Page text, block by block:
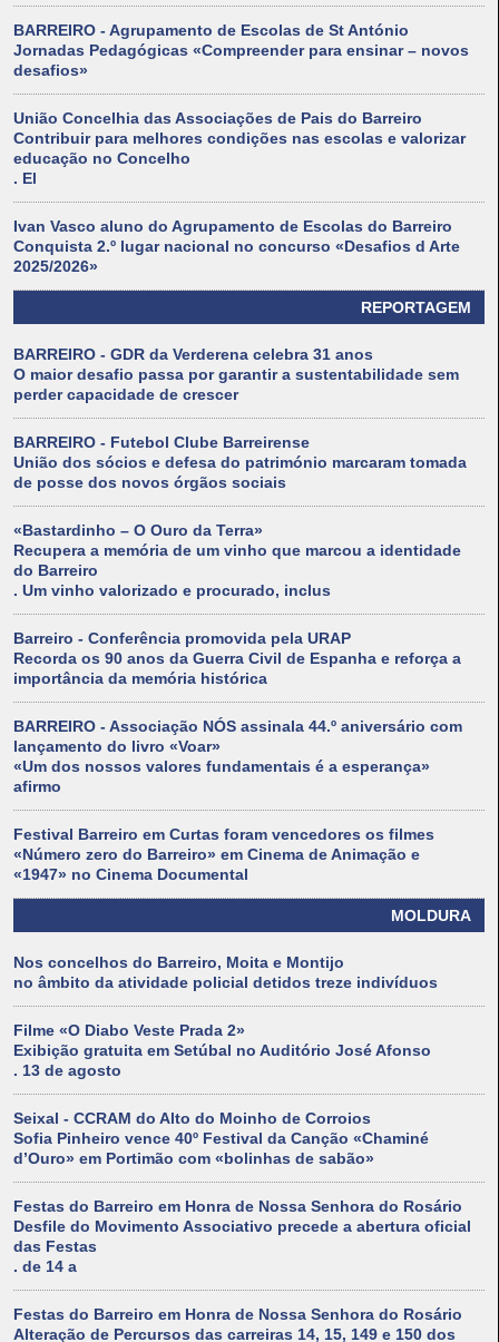
BARREIRO - Agrupamento de Escolas de St António
Jornadas Pedagógicas «Compreender para ensinar – novos
desafios»
União Concelhia das Associações de Pais do Barreiro
Contribuir para melhores condições nas escolas e valorizar
educação no Concelho
. El
Ivan Vasco aluno do Agrupamento de Escolas do Barreiro
Conquista 2.º lugar nacional no concurso «Desafios d Arte
2025/2026»
REPORTAGEM
BARREIRO - GDR da Verderena celebra 31 anos
O maior desafio passa por garantir a sustentabilidade sem
perder capacidade de crescer
BARREIRO - Futebol Clube Barreirense
União dos sócios e defesa do património marcaram tomada
de posse dos novos órgãos sociais
«Bastardinho – O Ouro da Terra»
Recupera a memória de um vinho que marcou a identidade
do Barreiro
. Um vinho valorizado e procurado, inclus
Barreiro - Conferência promovida pela URAP
Recorda os 90 anos da Guerra Civil de Espanha e reforça a
importância da memória histórica
BARREIRO - Associação NÓS assinala 44.º aniversário com
lançamento do livro «Voar»
«Um dos nossos valores fundamentais é a esperança»
afirmo
Festival Barreiro em Curtas foram vencedores os filmes
«Número zero do Barreiro» em Cinema de Animação e
«1947» no Cinema Documental
MOLDURA
Nos concelhos do Barreiro, Moita e Montijo
no âmbito da atividade policial detidos treze indivíduos
Filme «O Diabo Veste Prada 2»
Exibição gratuita em Setúbal no Auditório José Afonso
. 13 de agosto
Seixal - CCRAM do Alto do Moinho de Corroios
Sofia Pinheiro vence 40º Festival da Canção «Chaminé
d’Ouro» em Portimão com «bolinhas de sabão»
Festas do Barreiro em Honra de Nossa Senhora do Rosário
Desfile do Movimento Associativo precede a abertura oficial
das Festas
. de 14 a
Festas do Barreiro em Honra de Nossa Senhora do Rosário
Alteração de Percursos das carreiras 14, 15, 149 e 150 dos